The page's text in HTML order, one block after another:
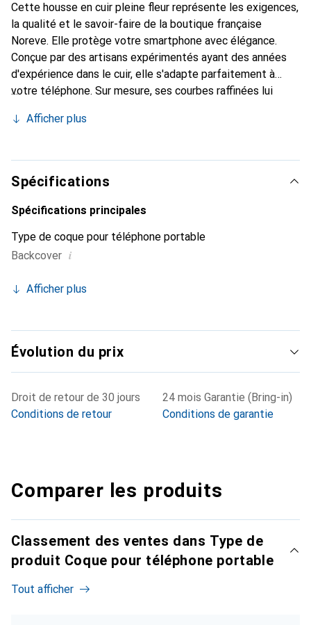
Cette housse en cuir pleine fleur représente les exigences,
la qualité et le savoir-faire de la boutique française
Noreve. Elle protège votre smartphone avec élégance.
Conçue par des artisans expérimentés ayant des années
d'expérience dans le cuir, elle s'adapte parfaitement à
votre téléphone. Sur mesure, ses courbes raffinées lui
l'accessoire chic et indispensable pour votre smartphone.
haute qualité, la marque Noreve est un choix fiable pour
une clientèle exigeante.
Afficher plus
Spécifications
Spécifications principales
Type de coque pour téléphone portable
Backcover i
Afficher plus
Évolution du prix
Droit de retour de 30 jours
Conditions de retour
24 mois Garantie (Bring-in)
Conditions de garantie
Comparer les produits
Classement des ventes dans Type de
produit Coque pour téléphone portable
Tout afficher